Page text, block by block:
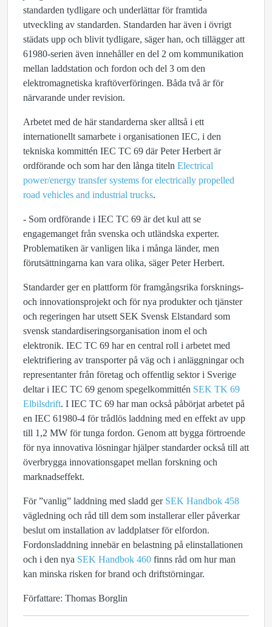
standarden tydligare och underlättar för framtida
utveckling av standarden. Standarden har även i övrigt
städats upp och blivit tydligare, säger han, och tillägger att
61980-serien även innehåller en del 2 om kommunikation
mellan laddstation och fordon och del 3 om den
elektromagnetiska kraftöverföringen. Båda två är för
närvarande under revision.
Arbetet med de här standarderna sker alltså i ett
internationellt samarbete i organisationen IEC, i den
tekniska kommittén IEC TC 69 där Peter Herbert är
ordförande och som har den långa titeln Electrical
power/energy transfer systems for electrically propelled
road vehicles and industrial trucks.
- Som ordförande i IEC TC 69 är det kul att se
engagemanget från svenska och utländska experter.
Problematiken är vanligen lika i många länder, men
förutsättningarna kan vara olika, säger Peter Herbert.
Standarder ger en plattform för framgångsrika forsknings-
och innovationsprojekt och för nya produkter och tjänster
och regeringen har utsett SEK Svensk Elstandard som
svensk standardiseringsorganisation inom el och
elektronik. IEC TC 69 har en central roll i arbetet med
elektrifiering av transporter på väg och i anläggningar och
representanter från företag och offentlig sektor i Sverige
deltar i IEC TC 69 genom spegelkommittén SEK TK 69
Elbilsdrift. I IEC TC 69 har man också påbörjat arbetet på
en IEC 61980-4 för trådlös laddning med en effekt av upp
till 1,2 MW för tunga fordon. Genom att bygga förtroende
för nya innovativa lösningar hjälper standarder också till att
överbrygga innovationsgapet mellan forskning och
marknadseffekt.
För ”vanlig” laddning med sladd ger SEK Handbok 458
vägledning och råd till dem som installerar eller påverkar
beslut om installation av laddplatser för elfordon.
Fordonsladdning innebär en belastning på elinstallationen
och i den nya SEK Handbok 460 finns råd om hur man
kan minska risken for brand och driftstörningar.
Författare: Thomas Borglin